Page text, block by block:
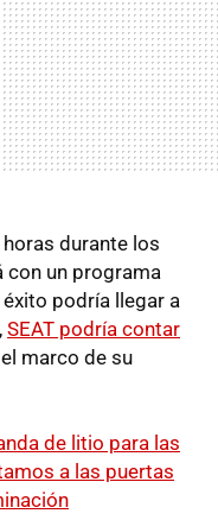
durante los
con un programa
podría llegar a
SEAT podría contar
marco de su
de litio para las
a las puertas